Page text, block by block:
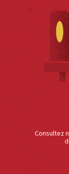
Consultez